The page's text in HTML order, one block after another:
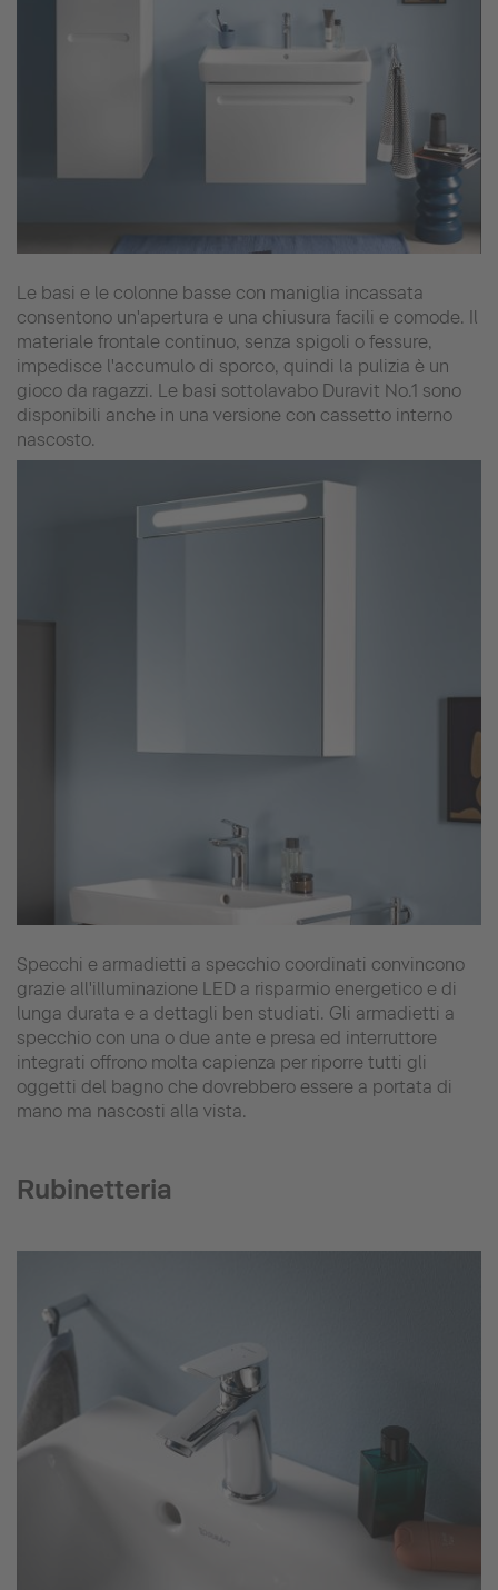
Le basi e le colonne basse con maniglia incassata
consentono un'apertura e una chiusura facili e comode. Il
materiale frontale continuo, senza spigoli o fessure,
impedisce l'accumulo di sporco, quindi la pulizia è un
gioco da ragazzi. Le basi sottolavabo Duravit No.1 sono
disponibili anche in una versione con cassetto interno
nascosto.
Specchi e armadietti a specchio coordinati convincono
grazie all'illuminazione LED a risparmio energetico e di
lunga durata e a dettagli ben studiati. Gli armadietti a
specchio con una o due ante e presa ed interruttore
integrati offrono molta capienza per riporre tutti gli
oggetti del bagno che dovrebbero essere a portata di
mano ma nascosti alla vista.
Rubinetteria